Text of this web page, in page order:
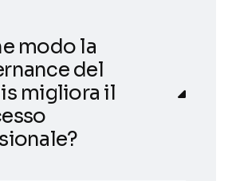
modo la
del
migliora il